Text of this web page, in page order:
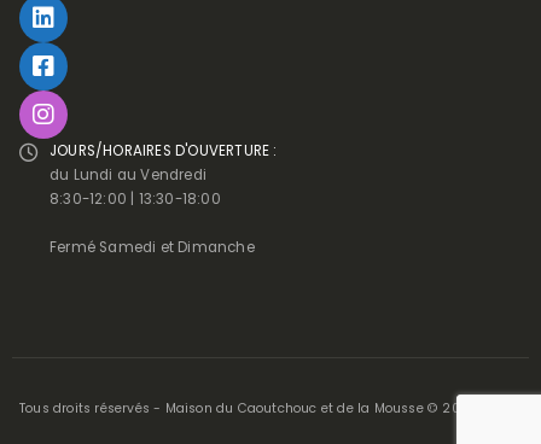
JOURS/HORAIRES D'OUVERTURE :
du Lundi au Vendredi
8:30-12:00 | 13:30-18:00
Fermé Samedi et Dimanche
Tous droits réservés - Maison du Caoutchouc et de la Mousse © 2025